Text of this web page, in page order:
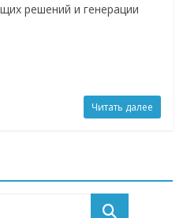
решений и генерации
Читать далее